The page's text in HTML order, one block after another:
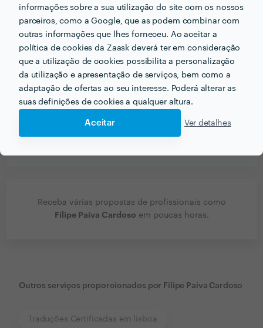
informações sobre a sua utilização do site com os nossos
parceiros, como a Google, que as podem combinar com
outras informações que lhes forneceu. Ao aceitar a
política de cookies da Zaask deverá ter em consideração
que a utilização de cookies possibilita a personalização
da utilização e apresentação de serviços, bem como a
adaptação de ofertas ao seu interesse. Poderá alterar as
suas definições de cookies a qualquer altura.
Aceitar Ver detalhes
profissionais do seu sector? Há algo fundamental a ter
em conta?
Ser o mais claro e directo possível quanto ao
objectivo e propósito da encomenda. A ter em conta:
qualidade, experiência, capacidade de cumprimento
de prazos.
Receba várias propostas de profissionais como
Filipe Paiva Cardoso em poucas horas.
Outros serviços proporcionados por Filipe Paiva Cardoso
Traduções Certificadas em lisboa